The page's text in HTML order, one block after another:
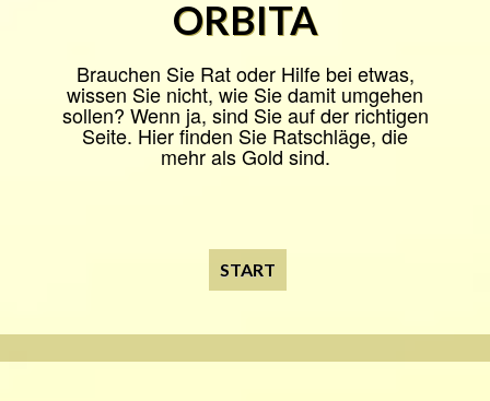
ORBITA
Brauchen Sie Rat oder Hilfe bei etwas,
wissen Sie nicht, wie Sie damit umgehen
sollen? Wenn ja, sind Sie auf der richtigen
Seite. Hier finden Sie Ratschläge, die
mehr als Gold sind.
START